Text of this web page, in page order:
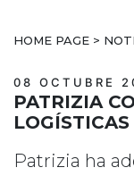
HOME PAGE >
08 OCTUBRE
PATRIZIA
Patrizia ha